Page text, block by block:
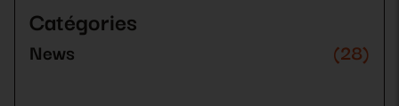
champ
Catégories
News (28)